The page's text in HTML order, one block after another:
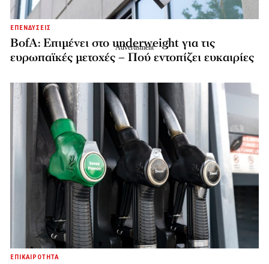
ΕΠΕΝΔΥΣΕΙΣ
BofA: Επιμένει στο underweight για τις
ευρωπαϊκές μετοχές – Πού εντοπίζει ευκαιρίες
ΕΠΙΚΑΙΡΟΤΗΤΑ